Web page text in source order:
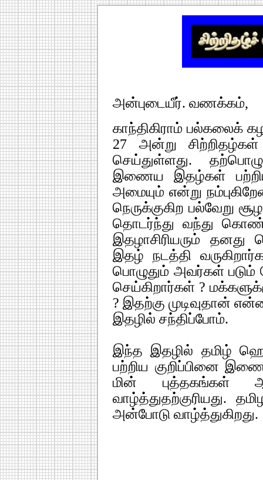
அன்புடையீர். வணக்கம்,
காந்திகிராம் பல்கலைக்
27 அன்று சிற்றிதழ்கள்
செய்துள்ளது.
இணைய இதழ்கள் பற்றிய
அமையும் என்று
நெருக்குகிற பல்வேறு
தொடர்ந்து வந்து
இதழாசிரியரும் தனது
இதழ் நடத்தி
பொழுதும் அவர்கள்
செய்கிறார்கள் ?
? இதற்கு முடிவுதான்
இதழில் சந்திப்போம்.
இந்த இதழில் தமிழ்
பற்றிய குறிப்பினை
மின் புத்தகங்கள்
வாழ்த்துதற்குரியது.
அன்போடு வாழ்த்துகிறது.